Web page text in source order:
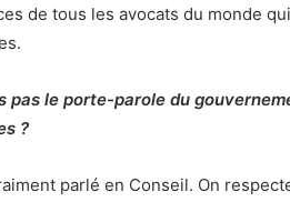
de tous les avocats du monde
pas le porte-parole du
?
parlé en Conseil. On